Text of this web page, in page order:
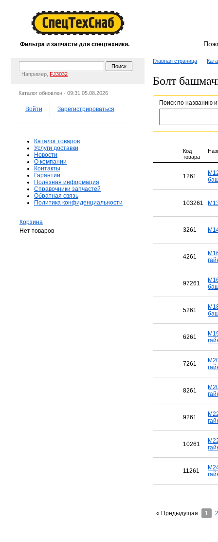
Фильтра и запчасти для спецтехники.
Например, FJ3032
Каталог обновлен - 09:31 05.08.2026
Войти Зарегистрироваться
Каталог товаров
Услуги доставки
Новости
О компании
Контакты
Гарантии
Полезная информация
Справочники запчастей
Обратная связь
Политика конфиденциальности
Корзина
Нет товаров
Главная страница
Болт
Поиск по названию
Код
товара
1261
103261
3261
4261
97261
5261
6261
7261
8261
9261
10261
11261
« Предыдущая 1 2